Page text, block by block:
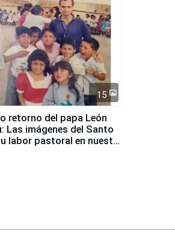
15
retorno del papa León
Las imágenes del Santo
labor pastoral en nuestro